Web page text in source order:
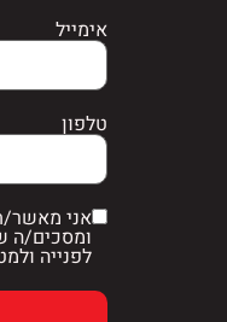
אימייל
טלפון
אני
ומסכים/ה
לפנייה